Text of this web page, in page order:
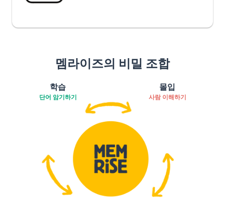
멤라이즈의 비밀 조합
학습
단어 암기하기
몰입
사람 이해하기